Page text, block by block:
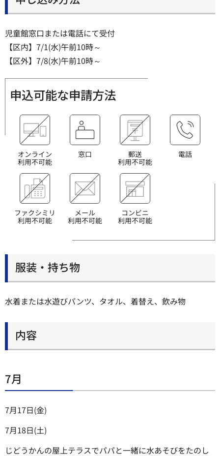
児童館窓口または電話にて受付
【区内】7/1(水)午前10時～
【区外】7/8(水)午前10時～
申込可能な申請方法
オンライン
利用不可能
窓口
郵送
利用不可能
電話
ファクシミリ
利用不可能
メール
利用不可能
コンビニ
利用不可能
服装・持ち物
水着または水遊びパンツ、タオル、着替え、飲み物
内容
7月
7月17日(金)
7月18日(土)
じどうかんの屋上テラスでパパと一緒に水あそびをたのし